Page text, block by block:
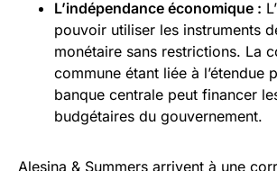
L’indépendance économique :
pouvoir utiliser les instruments
monétaire sans restrictions. La
commune étant liée à l’étendue
banque centrale peut financer
budgétaires du gouvernement.
Alesina & Summers arrivent à une